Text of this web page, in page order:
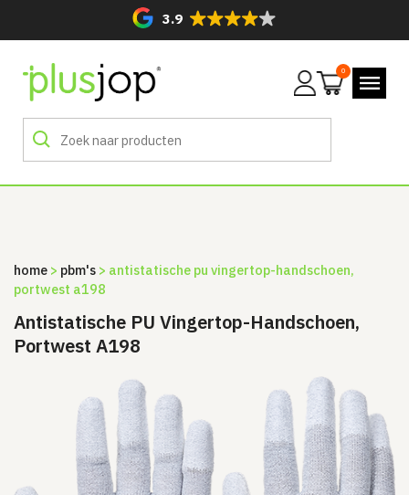
3.9
Mijn
0
home > pbm's > antistatische pu vingertop-handschoen,
portwest a198
Antistatische PU Vingertop-Handschoen,
Portwest A198